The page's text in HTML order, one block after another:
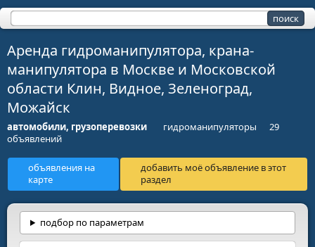
Аренда гидроманипулятора, крана-
манипулятора в Москве и Московской
области Клин, Видное, Зеленоград,
Можайск
автомобили, грузоперевозки гидроманипуляторы
29
объявлений
объявления на
карте
добавить моё объявление в этот
раздел
подбор по параметрам